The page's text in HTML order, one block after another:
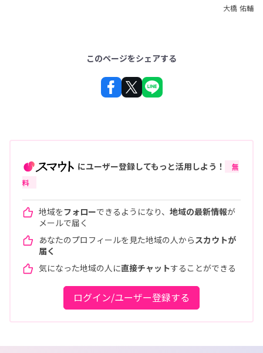
大橋 佑輔
このページをシェアする
にユーザー登録してもっと活用しよう！
無
料
地域をフォローできるようになり、 地域の最新情報が
メールで届く
あなたのプロフィールを見た地域の人から スカウトが
届く
気になった地域の人に直接チャットすることができる
ログイン/ユーザー登録する